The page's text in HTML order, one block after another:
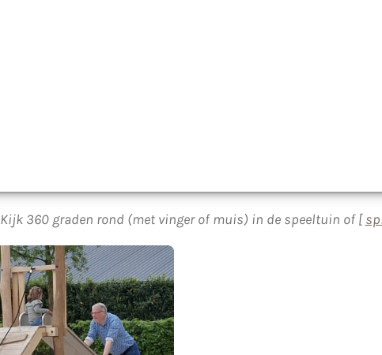
Kijk 360 graden rond (met vinger of muis) in de speeltuin of [